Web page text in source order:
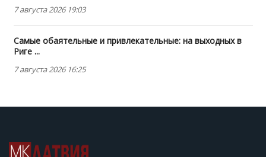
7 августа 2026 19:03
Самые обаятельные и привлекательные: на выходных в
Риге ...
7 августа 2026 16:25